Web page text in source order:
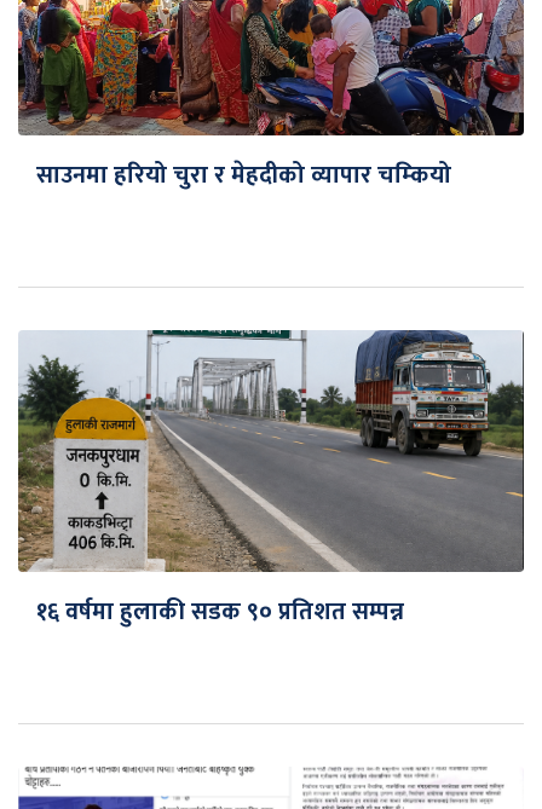
साउनमा हरियो चुरा र मेहदीको व्यापार चम्कियो
१६ वर्षमा हुलाकी सडक ९० प्रतिशत सम्पन्न